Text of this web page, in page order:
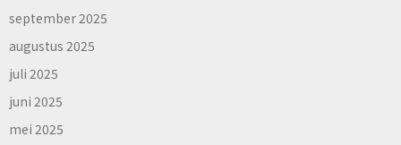
september 2025
augustus 2025
juli 2025
juni 2025
mei 2025